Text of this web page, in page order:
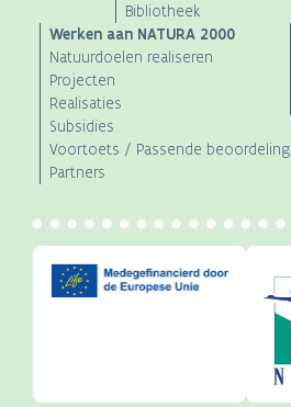
Bibliotheek
Werken aan NATURA 2000
Natuurdoelen realiseren
Projecten
Realisaties
Subsidies
Voortoets / Passende beoordeling
Partners